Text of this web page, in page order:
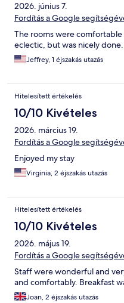
2026. június 7.
Fordítás a Google
The rooms were
eclectic, but was nicely
Jeffrey, 1 éjszakás utazás
Hitelesített értékelés
10/10 Kivételes
2026. március 19.
Fordítás a Google
Enjoyed my stay
Virginia, 2 éjszakás utazás
Hitelesített értékelés
10/10 Kivételes
2026. május 19.
Fordítás a Google
Staff were wonderful and
and comfortably. Breakfast
Joan, 2 éjszakás utazás